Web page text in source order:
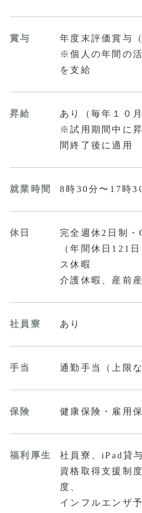
賞与
年度末評価賞与
※個人の年間の
を支給
昇給
あり（毎年１０月
※試用期間中に
間終了後に適用
就業時間 8時30分〜17時
休日
完全週休2日制・
（年間休日121
ス休暇
介護休暇、産前
社員寮 あり
手当 通勤手当（上限
保険 健康保険・雇用
福利厚生
社員寮、iPad貸与
資格取得支援制
度、
インフルエンザ